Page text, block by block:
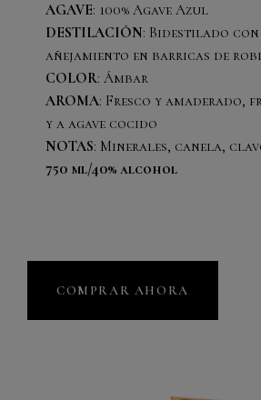
AGAVE: 100% Agave Azul
DESTILACIÓN: Bidestilado con
añejamiento en barricas de
COLOR: Ámbar
AROMA: Fresco y amaderado,
y a agave cocido
NOTAS: Minerales, canela,
750 ml/40% alcohol
COMPRAR AHORA